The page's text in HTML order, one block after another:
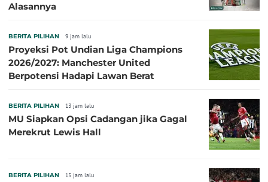
Alasannya
BERITA PILIHAN 9 jam lalu
Proyeksi Pot Undian Liga Champions
2026/2027: Manchester United
Berpotensi Hadapi Lawan Berat
BERITA PILIHAN 13 jam lalu
MU Siapkan Opsi Cadangan jika Gagal
Merekrut Lewis Hall
BERITA PILIHAN 15 jam lalu